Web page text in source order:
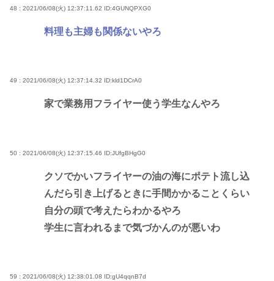
48 : 2021/06/08(火) 12:37:11.62 ID:4GUNQPXG0
料理も主婦も関係ないやろ
49 : 2021/06/08(火) 12:37:14.32 ID:kld1DCrA0
家で業務用フライヤー使う学生なんやろ
50 : 2021/06/08(火) 12:37:15.46 ID:JUfgBHgG0
クソでかいフライヤーの油の海にポテト流し込
んだら引き上げるときに手間かかることくらい
自分の頭で考えたらわかるやろ
学生に言われるまで気づかんのが悪いわ
59 : 2021/06/08(火) 12:38:01.08 ID:gU4qqnB7d